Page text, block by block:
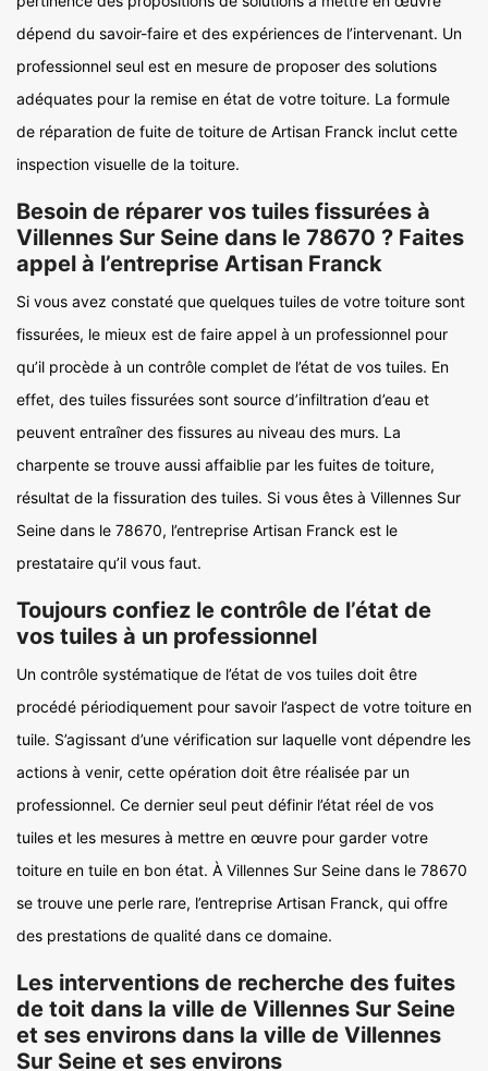
dépend du savoir-faire et des expériences de l’intervenant. Un
professionnel seul est en mesure de proposer des solutions
adéquates pour la remise en état de votre toiture. La formule
de réparation de fuite de toiture de Artisan Franck inclut cette
inspection visuelle de la toiture.
Besoin de réparer vos tuiles fissurées à
Villennes Sur Seine dans le 78670 ? Faites
appel à l’entreprise Artisan Franck
Si vous avez constaté que quelques tuiles de votre toiture sont
fissurées, le mieux est de faire appel à un professionnel pour
qu’il procède à un contrôle complet de l’état de vos tuiles. En
effet, des tuiles fissurées sont source d’infiltration d’eau et
peuvent entraîner des fissures au niveau des murs. La
charpente se trouve aussi affaiblie par les fuites de toiture,
résultat de la fissuration des tuiles. Si vous êtes à Villennes Sur
Seine dans le 78670, l’entreprise Artisan Franck est le
prestataire qu’il vous faut.
Toujours confiez le contrôle de l’état de
vos tuiles à un professionnel
Un contrôle systématique de l’état de vos tuiles doit être
procédé périodiquement pour savoir l’aspect de votre toiture en
tuile. S’agissant d’une vérification sur laquelle vont dépendre les
actions à venir, cette opération doit être réalisée par un
professionnel. Ce dernier seul peut définir l’état réel de vos
tuiles et les mesures à mettre en œuvre pour garder votre
toiture en tuile en bon état. À Villennes Sur Seine dans le 78670
se trouve une perle rare, l’entreprise Artisan Franck, qui offre
des prestations de qualité dans ce domaine.
Les interventions de recherche des fuites
de toit dans la ville de Villennes Sur Seine
et ses environs dans la ville de Villennes
Sur Seine et ses environs